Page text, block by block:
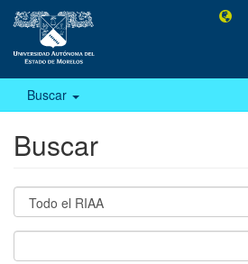
Buscar
Buscar